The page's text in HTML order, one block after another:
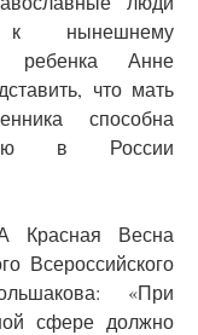
нынешнему
ребенка Анне
что мать
способна
в России
Красная Весна
Всероссийского
«При
сфере должно